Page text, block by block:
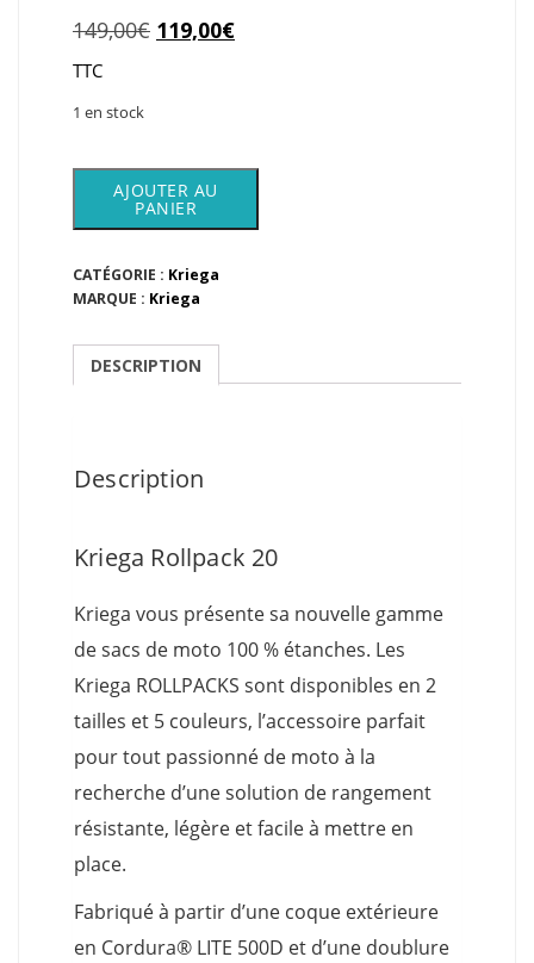
149,00€ Le
149,00€.
119,00€Le
TTC
1 en stock
quantité
Kriega
20
AJOUTER AU
PANIER
CATÉGORIE : Kriega
MARQUE : Kriega
DESCRIPTION
Description
Kriega Rollpack 20
Kriega vous présente sa nouvelle gamme
de sacs de moto 100 % étanches. Les
Kriega ROLLPACKS sont disponibles en 2
tailles et 5 couleurs, l’accessoire parfait
pour tout passionné de moto à la
recherche d’une solution de rangement
résistante, légère et facile à mettre en
place.
Fabriqué à partir d’une coque extérieure
en Cordura® LITE 500D et d’une doublure